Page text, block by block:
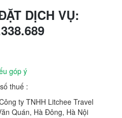
DỊCH VỤ:
góp ý
thuế :
ty TNHH Litchee Travel
Quán, Hà Đông, Hà Nội